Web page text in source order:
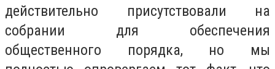
действительно присутствовали на
собрании для обеспечения
общественного порядка, но мы